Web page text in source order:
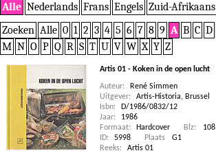
Alle Nederlands Frans Engels Zuid-Afrikaans
Zoeken Alle 0 1 2 3 4 5 6 7 8 9 A B C D
M N O P Q R S T U V W X Y Z
Artis 01 - Koken in de open lucht
Auteur:
René Simmen
Uitgever:
Artis-Historia, Brussel
Isbn:
D/1986/0832/12
Jaar:
1986
Formaat:
Hardcover Blz:
108
ID:
5998 Plaats
G1
Reeks:
Artis 01